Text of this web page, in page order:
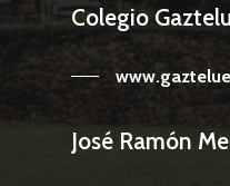
Colegio
José Ramón